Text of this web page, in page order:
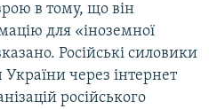
в тому, що він
для «іноземної
Російські силовики
через інтернет
російського